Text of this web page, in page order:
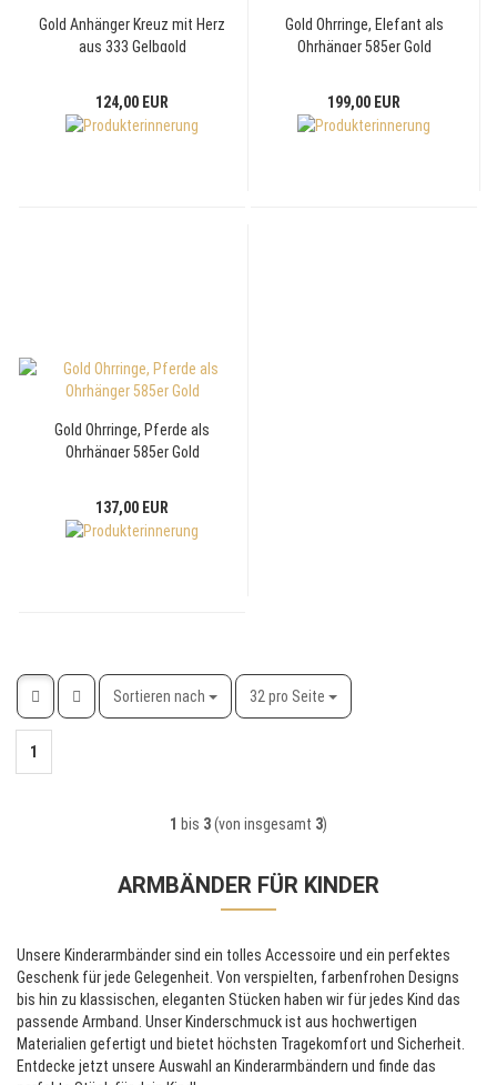
Gold Anhänger Kreuz mit Herz
aus 333 Gelbgold
124,00 EUR
Gold Ohrringe, Elefant als
Ohrhänger 585er Gold
199,00 EUR
Gold Ohrringe, Pferde als
Ohrhänger 585er Gold
137,00 EUR
Sortieren nach
Sortieren nach 32 pro Seite
pro Seite
1
1 bis 3(von insgesamt 3)
ARMBÄNDER FÜR KINDER
Unsere Kinderarmbänder sind ein tolles Accessoire und ein perfektes
Geschenk für jede Gelegenheit. Von verspielten, farbenfrohen Designs
bis hin zu klassischen, eleganten Stücken haben wir für jedes Kind das
passende Armband. Unser Kinderschmuck ist aus hochwertigen
Materialien gefertigt und bietet höchsten Tragekomfort und Sicherheit.
Entdecke jetzt unsere Auswahl an Kinderarmbändern und finde das